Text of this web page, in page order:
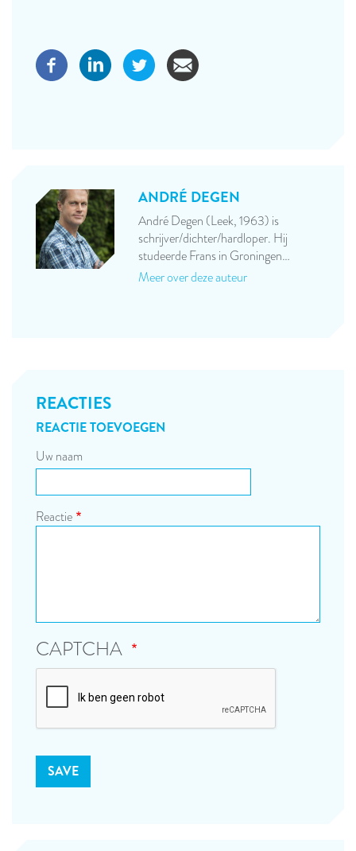
ANDRÉ DEGEN
André Degen (Leek, 1963) is
schrijver/dichter/hardloper. Hij
studeerde Frans in Groningen…
Meer over deze auteur
REACTIES
REACTIE TOEVOEGEN
Uw naam
Reactie
CAPTCHA